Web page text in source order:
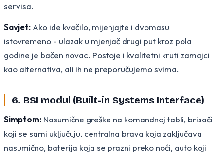
servisa.
Savjet: Ako ide kvačilo, mijenjajte i dvomasu
istovremeno - ulazak u mjenjač drugi put kroz pola
godine je bačen novac. Postoje i kvalitetni kruti zamajci
kao alternativa, ali ih ne preporučujemo svima.
6. BSI modul (Built-in Systems Interface)
Simptom: Nasumične greške na komandnoj tabli, brisači
koji se sami uključuju, centralna brava koja zaključava
nasumično, baterija koja se prazni preko noći, auto koji